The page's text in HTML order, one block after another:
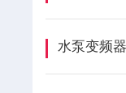
水泵变频